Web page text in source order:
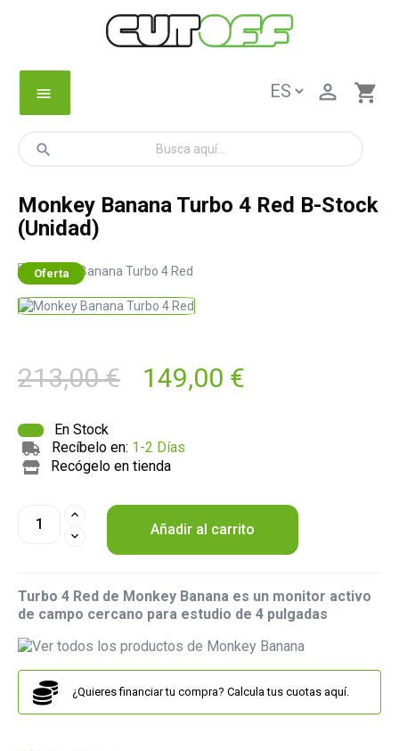
menu shopping_cart

search
Monkey Banana Turbo 4 Red B-Stock
(Unidad)
Oferta
213,00 € 149,00 €
En Stock
Recíbelo en: 1-2 Días
Recógelo en tienda
Añadir al carrito
Turbo 4 Red de Monkey Banana es un monitor activo
de campo cercano para estudio de 4 pulgadas
¿Quieres financiar tu compra? Calcula tus cuotas aquí.